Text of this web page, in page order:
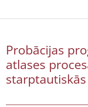
Probācijas
atlases